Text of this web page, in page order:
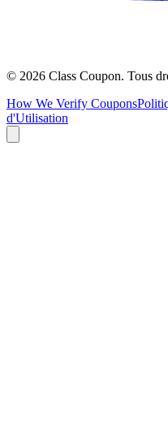
© 2026 Class Coupon. Tous
How We Verify Coupons
d'Utilisation